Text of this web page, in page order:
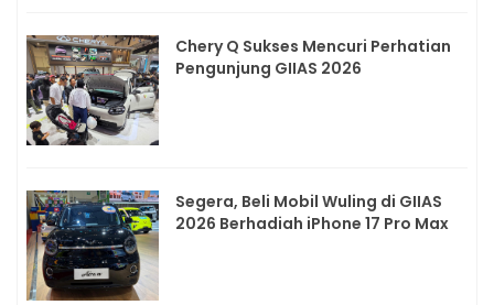
Chery Q Sukses Mencuri Perhatian
Pengunjung GIIAS 2026
Segera, Beli Mobil Wuling di GIIAS
2026 Berhadiah iPhone 17 Pro Max